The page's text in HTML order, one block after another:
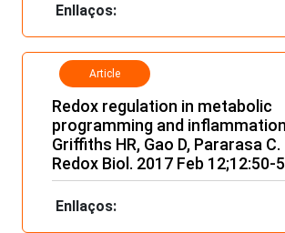
Enllaços:
Article
Redox regulation in metabolic
programming and
Griffiths HR, Gao D, Pararasa C.
Redox Biol. 2017 Feb 12;12:50-
Enllaços: